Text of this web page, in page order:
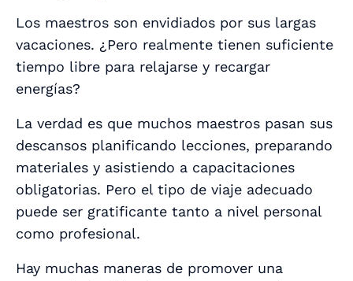
Los maestros son envidiados por sus largas
vacaciones. ¿Pero realmente tienen suficiente
tiempo libre para relajarse y recargar
energías?
La verdad es que muchos maestros pasan sus
descansos planificando lecciones, preparando
materiales y asistiendo a capacitaciones
obligatorias. Pero el tipo de viaje adecuado
puede ser gratificante tanto a nivel personal
como profesional.
Hay muchas maneras de promover una